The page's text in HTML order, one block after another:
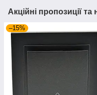
Акційні пропозиції та
–15%